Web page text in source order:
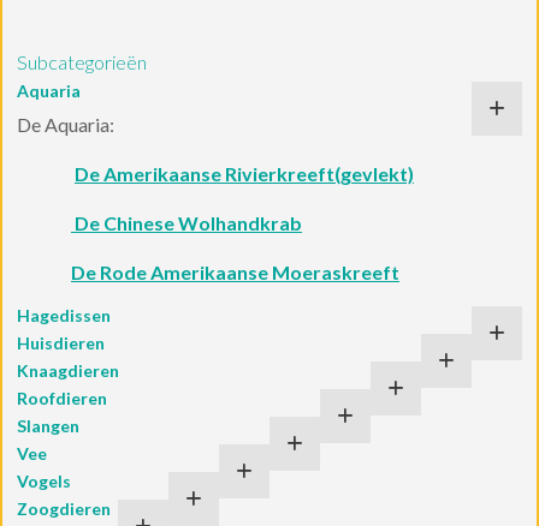
Subcategorieën
Aquaria
De Aquaria:
De Amerikaanse Rivierkreeft(gevlekt)
De Chinese Wolhandkrab
De Rode Amerikaanse Moeraskreeft
Hagedissen
Huisdieren
Knaagdieren
Roofdieren
Slangen
Vee
Vogels
Zoogdieren